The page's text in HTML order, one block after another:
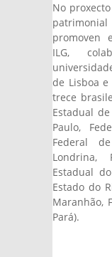
No
promoven
ILG,
de Lisboa
trece
Estadual
Paulo,
Federal
Londrina,
Estadual
Estado do
Maranhão,
Pará).